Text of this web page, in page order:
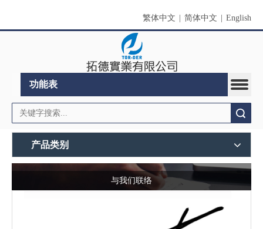
繁体中文 简体中文 English
功能表
产品类别
与我们联络